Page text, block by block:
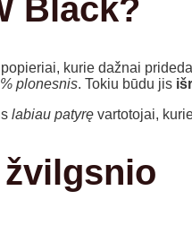
Black?
kurie dažnai
plonesnis. Tokiu būdu jis
labiau patyrę vartotojai,